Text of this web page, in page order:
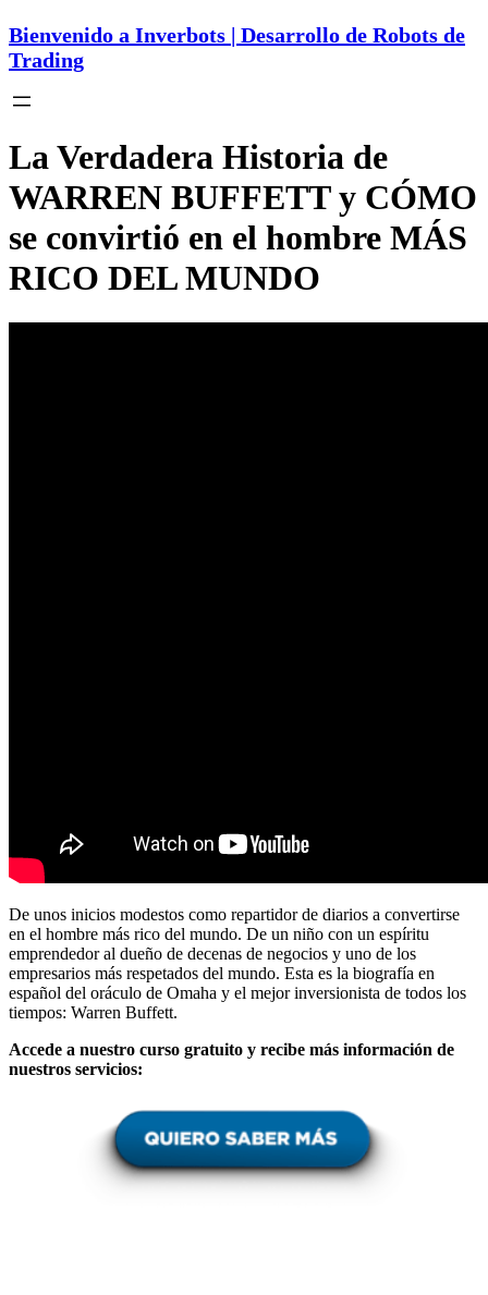
Bienvenido a Inverbots | Desarrollo de Robots de
Trading
La Verdadera Historia de
WARREN BUFFETT y CÓMO
se convirtió en el hombre MÁS
RICO DEL MUNDO
De unos inicios modestos como repartidor de diarios a convertirse
en el hombre más rico del mundo. De un niño con un espíritu
emprendedor al dueño de decenas de negocios y uno de los
empresarios más respetados del mundo. Esta es la biografía en
español del oráculo de Omaha y el mejor inversionista de todos los
tiempos: Warren Buffett.
Accede a nuestro curso gratuito y recibe más información de
nuestros servicios: